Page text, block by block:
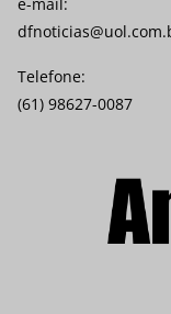
e-mail:
Telefone:
(61) 98627-0087